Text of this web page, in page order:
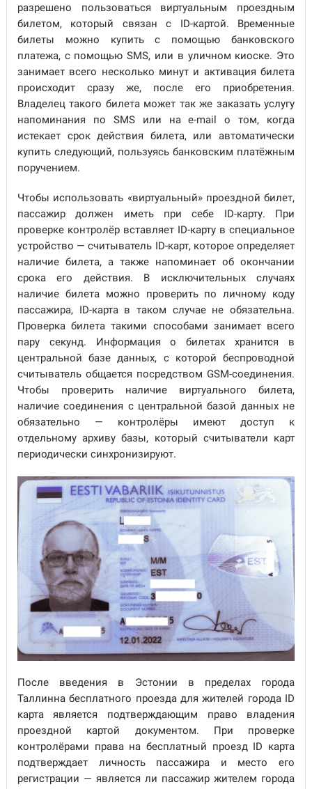
разрешено пользоваться виртуальным проездным
билетом, который связан с ID-картой. Временные
билеты можно купить с помощью банковского
платежа, с помощью SMS, или в уличном киоске. Это
занимает всего несколько минут и активация билета
происходит сразу же, после его приобретения.
Владелец такого билета может так же заказать услугу
напоминания по SMS или на e-mail о том, когда
истекает срок действия билета, или автоматически
купить следующий, пользуясь банковским платёжным
поручением.
Чтобы использовать «виртуальный» проездной билет,
пассажир должен иметь при себе ID-карту. При
проверке контролёр вставляет ID-карту в специальное
устройство — считыватель ID-карт, которое определяет
наличие билета, а также напоминает об окончании
срока его действия. В исключительных случаях
наличие билета можно проверить по личному коду
пассажира, ID-карта в таком случае не обязательна.
Проверка билета такими способами занимает всего
пару секунд. Информация о билетах хранится в
центральной базе данных, с которой беспроводной
считыватель общается посредством GSM-соединения.
Чтобы проверить наличие виртуального билета,
наличие соединения с центральной базой данных не
обязательно — контролёры имеют доступ к
отдельному архиву базы, который считыватели карт
периодически синхронизируют.
После введения в Эстонии в пределах города
Таллинна бесплатного проезда для жителей города ID
карта является подтверждающим право владения
проездной картой документом. При проверке
контролёрами права на бесплатный проезд ID карта
подтверждает личность пассажира и место его
регистрации — является ли пассажир жителем города